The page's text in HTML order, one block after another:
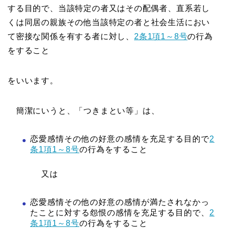
する目的で、当該特定の者又はその配偶者、直系若し
くは同居の親族その他当該特定の者と社会生活におい
て密接な関係を有する者に対し、 2条1項1～8号の行為
をすること
をいいます。
簡潔にいうと、「つきまとい等」は、
恋愛感情その他の好意の感情を充足する目的で2
条1項1～8号の行為をすること
又は
恋愛感情その他の好意の感情が満たされなかっ
たことに対する怨恨の感情を充足する目的で、 2
条1項1～8号の行為をすること